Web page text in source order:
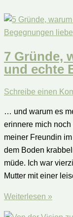
7 Gründe,
und echte
Schreibe einen
… und warum es
erinnere mich
meiner Freundin
dem Boden
müde. Ich war
Mutter mit einer
7
Weiterlesen »